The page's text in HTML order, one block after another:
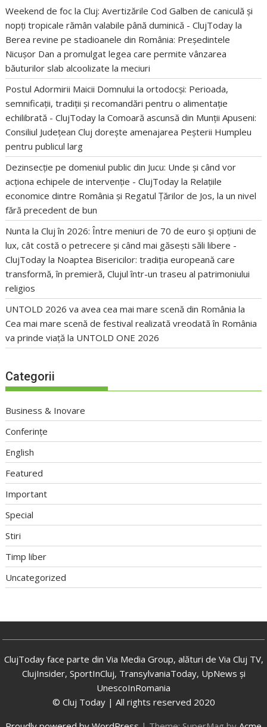
Weekend de foc la Cluj: Avertizările Cod Galben de caniculă și
nopți tropicale rămân valabile până duminică - ClujToday la
Berea revine pe stadioanele din România: Președintele
Nicușor Dan a promulgat legea care permite vânzarea
băuturilor slab alcoolizate la meciuri
Postul Adormirii Maicii Domnului la ortodocși: Perioada,
semnificații, tradiții și recomandări pentru o alimentație
echilibrată - ClujToday laComoară ascunsă din Munții Apuseni:
Consiliul Județean Cluj dorește amenajarea Peșterii Humpleu
pentru publicul larg
Dezinsecție pe domeniul public din Jucu: Unde și când vor
acționa echipele de intervenție - ClujToday la Relațiile
economice dintre România și Regatul Țărilor de Jos, la un nivel
fără precedent de bun
Nunta la Cluj în 2026: Între meniuri de 70 de euro și opțiuni de
lux, cât costă o petrecere și când mai găsești săli libere -
ClujToday la Noaptea Bisericilor: tradiția europeană care
transformă, în premieră, Clujul într-un traseu al patrimoniului
religios
UNTOLD 2026 va avea cea mai mare scenă din România la
Cea mai mare scenă de festival realizată vreodată în România
va prinde viață la UNTOLD ONE 2026
Categorii
Business & Inovare
Conferințe
English
Featured
Important
Special
Stiri
Timp liber
Uncategorized
ClujToday face parte din Via Media Group, alături de Via Cluj TV,
ClujInsider, SportInCluj, TransylvaniaToday, UpNews și
UnescoInRomania
© Cluj Today | All rights reserved 2020